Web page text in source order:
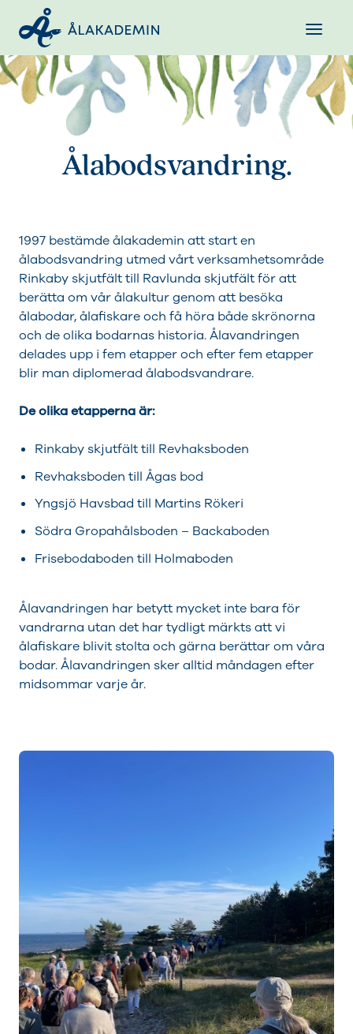
Ålabodsvandring.
1997 bestämde ålakademin att start en
ålabodsvandring utmed vårt verksamhetsområde
Rinkaby skjutfält till Ravlunda skjutfält för att
berätta om vår ålakultur genom att besöka
ålabodar, ålafiskare och få höra både skrönorna
och de olika bodarnas historia. Ålavandringen
delades upp i fem etapper och efter fem etapper
blir man diplomerad ålabodsvandrare.
De olika etapperna är:
Rinkaby skjutfält till Revhaksboden
Revhaksboden till Ågas bod
Yngsjö Havsbad till Martins Rökeri
Södra Gropahålsboden – Backaboden
Frisebodaboden till Holmaboden
Ålavandringen har betytt mycket inte bara för
vandrarna utan det har tydligt märkts att vi
ålafiskare blivit stolta och gärna berättar om våra
bodar. Ålavandringen sker alltid måndagen efter
midsommar varje år.